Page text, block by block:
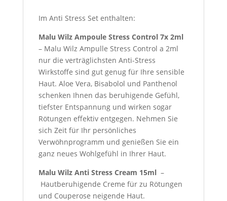
Im Anti Stress Set enthalten:
Malu Wilz Ampoule Stress Control 7x 2ml
– Malu Wilz Ampulle Stress Control a 2ml
nur die verträglichsten Anti-Stress
Wirkstoffe sind gut genug für Ihre sensible
Haut. Aloe Vera, Bisabolol und Panthenol
schenken Ihnen das beruhigende Gefühl,
tiefster Entspannung und wirken sogar
Rötungen effektiv entgegen. Nehmen Sie
sich Zeit für Ihr persönliches
Verwöhnprogramm und genießen Sie ein
ganz neues Wohlgefühl in Ihrer Haut.
Malu Wilz Anti Stress Cream 15ml–
Hautberuhigende Creme für zu Rötungen
und Couperose neigende Haut.